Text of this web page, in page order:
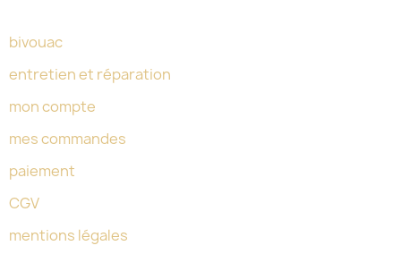
bivouac
entretien et réparation
mon compte
mes commandes
paiement
CGV
mentions légales